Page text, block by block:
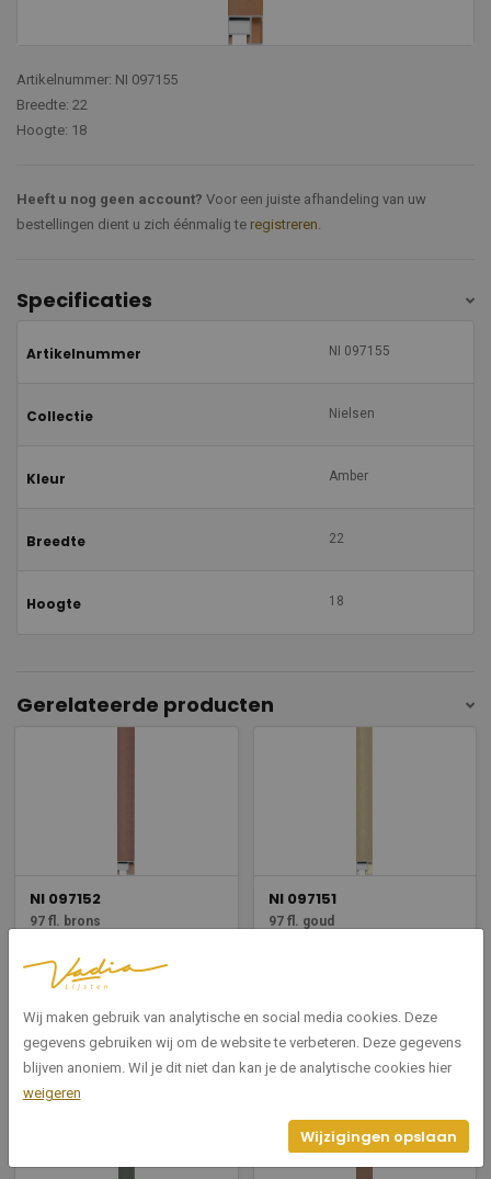
Artikelnummer: NI 097155
Breedte: 22
Hoogte: 18
Heeft u nog geen account? Voor een juiste afhandeling van uw
bestellingen dient u zich éénmalig te registreren.
Specificaties
Artikelnummer NI 097155
Collectie Nielsen
Kleur Amber
Breedte 22
Hoogte 18
Gerelateerde producten
NI 097152
97 fl. brons
Breedte: 22
Hoogte: 18
Bekijken
NI 097151
97 fl. goud
Bekijken
Wij maken gebruik van analytische en social media cookies. Deze
gegevens gebruiken wij om de website te verbeteren. Deze gegevens
blijven anoniem. Wil je dit niet dan kan je de analytische cookies hier
weigeren
Wijzigingen opslaan